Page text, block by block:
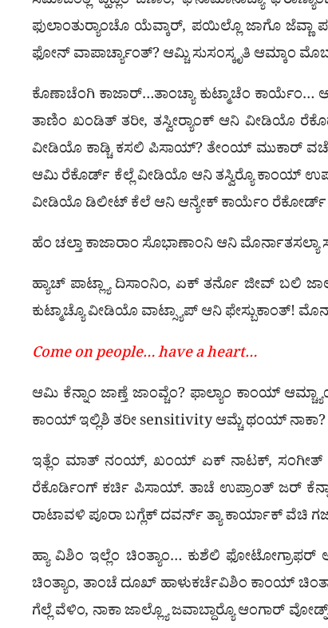
ಫುಲಾಂತುರ‍್ಯಾಂಚೊ ಯೆವ್ಕಾರ್, ಪಯಿಲ್ಲೊ ಜಾಗೊ
ಫೋನ್ ವಾಪಾರ್ಚ್ಯಾಂತ್? ಆಮ್ಚಿ ಸುಸಂಸ್ಕೃತಿ ಆಮ್ಕಾಂ
ಕೊಣಾಚೆಂಗಿ ಕಾಜಾರ್…ತಾಂಚ್ಯಾ ಕುಟ್ಮಾಚೆಂ
ತಾಣಿಂ ಖಂಡಿತ್ ತರೀ, ತಸ್ವೀರ‍್ಯಾಂಕ್ ಆನಿ ವೀಡಿಯೊ
ವೀಡಿಯೊ ಕಾಡ್ಚಿ ಕಸಲಿ ಪಿಸಾಯ್? ತೇಂಯ್ ಮುಕಾರ್
ಆಮಿ ರೆಕೊರ್ಡ್ ಕೆಲ್ಲೆ ವೀಡಿಯೊ ಆನಿ ತಸ್ವಿರ‍್ಯೊ ಕಾಂಯ್
ವೀಡಿಯೊ ಡಿಲೀಟ್ ಕೆಲೆ ಆನಿ ಆನ್ಯೇಕ್ ಕಾರ್ಯೆಂ ರೆಕೋರ್ಡ್
ಹೆಂ ಚಲ್ತಾ ಕಾಜಾರಾಂ ಸೊಭಾಣಾಂನಿ ಆನಿ
ಹ್ಯಾಚ್ ಪಾಟ್ಲ್ಯಾ ದಿಸಾಂನಿಂ, ಏಕ್ ತರ್ನೊ ಜೀವ್ ಬಲಿ
ಕುಟ್ಮಾಚ್ಯೊ ವೀಡಿಯೊ ವಾಟ್ಸ್ಯಾಪ್ ಆನಿ ಫೇಸ್ಬುಕಾಂತ್!
Come on people… have a heart…
ಆಮಿ ಕೆನ್ನಾಂ ಜಾಣ್ತೆ ಜಾಂವ್ಚೆಂ? ಫಾಲ್ಯಾಂ ಕಾಂಯ್
ಕಾಂಯ್ ಇಲ್ಲಿಶಿ ತರೀ sensitivity ಆಮ್ಚೆ ಥಂಯ್ ನಾಕಾ?
ಇತ್ಲೆಂ ಮಾತ್ ನಂಯ್, ಖಂಯ್ ಏಕ್ ನಾಟಕ್, ಸಂಗೀತ್
ರೆಕೊರ್ಡಿಂಗ್ ಕರ್ಚಿ ಪಿಸಾಯ್. ತಾಚೆ ಉಪ್ರಾಂತ್ ಜರ್
ರಾಟಾವಳಿ ಪೂರಾ ಬಗ್ಲೆಕ್ ದವರ್ನ್ ತ್ಯಾ ಕಾರ್ಯಾಕ್
ಹ್ಯಾ ವಿಶಿಂ ಇಲ್ಲೆಂ ಚಿಂತ್ಯಾಂ… ಕುಶೆಲಿ ಫೋಟೋಗ್ರಾಫರ್
ಚಿಂತ್ಯಾಂ, ತಾಂಚೆ ದೂಖ್ ಹಾಳುಕರ್ಚೆವಿಶಿಂ ಕಾಂಯ್
ಗೆಲ್ಲೆ ವೆಳಿಂ, ನಾಕಾ ಜಾಲ್ಲ್ಯೊ ಜವಾಬ್ದಾರ‍್ಯೊ ಆಂಗಾರ್